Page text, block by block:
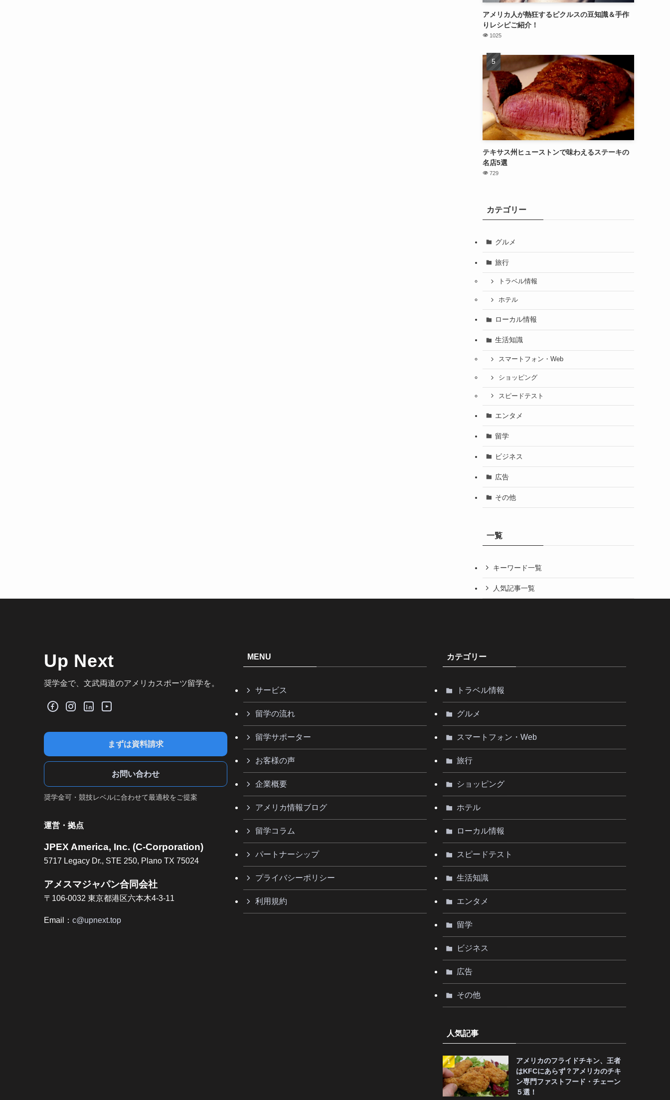
アメリカ人が熱狂するピクルスの豆知識＆手作
りレシピご紹介！
1025
テキサス州ヒューストンで味わえるステーキの
名店5選
729
カテゴリー
グルメ
旅行
トラベル情報
ホテル
ローカル情報
生活知識
スマートフォン・Web
ショッピング
スピードテスト
エンタメ
留学
ビジネス
広告
その他
一覧
キーワード一覧
人気記事一覧
Up Next
奨学金で、文武両道のアメリカスポーツ留学を。
まずは資料請求
お問い合わせ
奨学金可・競技レベルに合わせて最適校をご提案
運営・拠点
JPEX America, Inc. (C-Corporation)
5717 Legacy Dr., STE 250, Plano TX 75024
アメスマジャパン合同会社
〒106-0032 東京都港区六本木4-3-11
Email： c@upnext.top
MENU
サービス
留学の流れ
留学サポーター
お客様の声
企業概要
アメリカ情報ブログ
留学コラム
パートナーシップ
プライバシーポリシー
利用規約
カテゴリー
トラベル情報
グルメ
スマートフォン・Web
旅行
ショッピング
ホテル
ローカル情報
スピードテスト
生活知識
エンタメ
留学
ビジネス
広告
その他
人気記事
アメリカのフライドチキン、王者
はKFCにあらず？アメリカのチキ
ン専門ファストフード・チェーン
５選！